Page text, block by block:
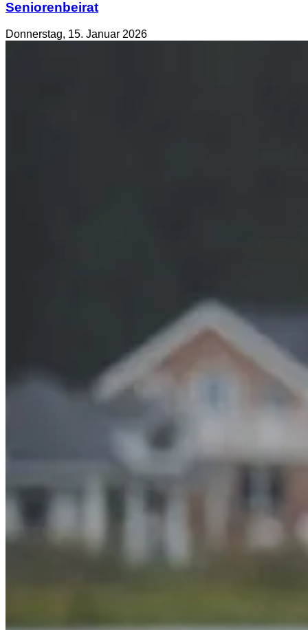
Seniorenbeirat
Donnerstag, 15. Januar 2026